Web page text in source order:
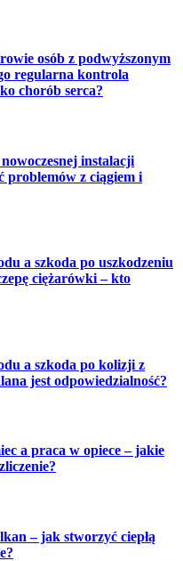
osób z podwyższonym
regularna kontrola
chorób serca?
instalacji
problemów z ciągiem i
a szkoda po uszkodzeniu
ciężarówki – kto
a szkoda po kolizji z
jest odpowiedzialność?
a praca w opiece – jakie
– jak stworzyć ciepłą